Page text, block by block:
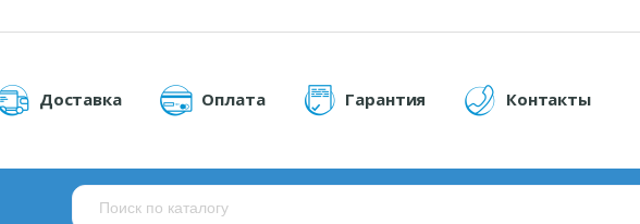
Доставка Оплата Гарантия Контакты